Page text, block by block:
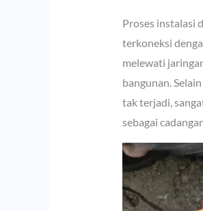
Proses instalasi
terkoneksi
melewati
bangunan.
tak terjadi,
sebagai